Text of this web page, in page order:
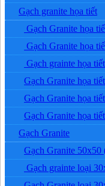
Gạch granite họa tiết
Gạch Granite họa
Gạch Granite họa
Gạch grainte họa
Gạch Granite họa
Gạch Granite họa
Gạch Granite họa
Gạch Granite
Gạch Granite 50x50
Gạch grainte loại